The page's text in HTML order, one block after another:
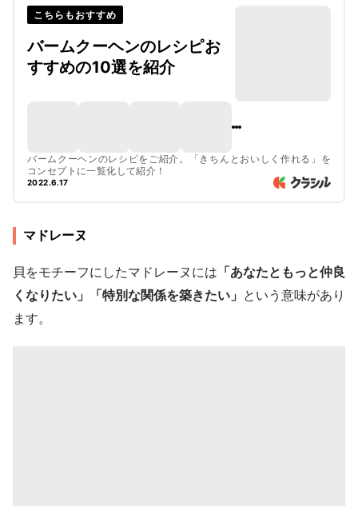
こちらもおすすめ
バームクーヘンのレシピお
すすめの10選を紹介
バームクーヘンのレシピをご紹介。「きちんとおいしく作れる」を
コンセプトに一覧化して紹介！
2022.6.17
マドレーヌ
貝をモチーフにしたマドレーヌには 「あなたともっと仲良
くなりたい」「特別な関係を築きたい」 という意味があり
ます。